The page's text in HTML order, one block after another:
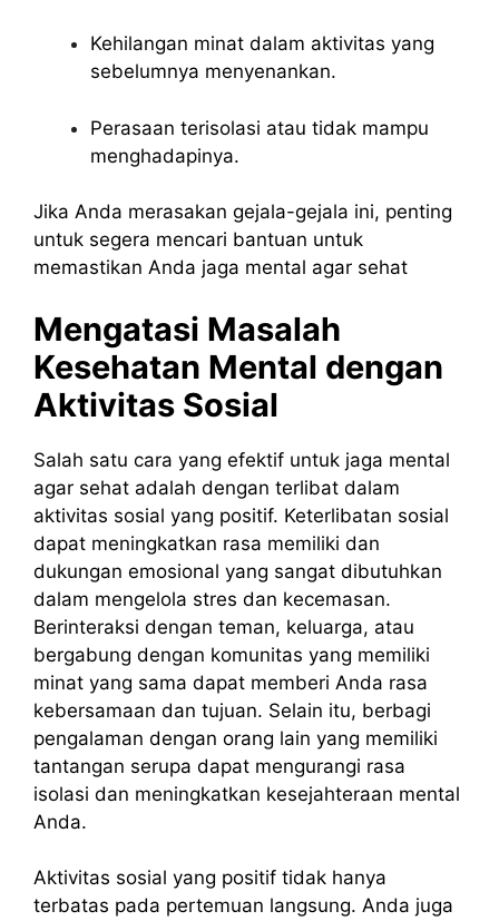
Kehilangan minat dalam aktivitas yang
sebelumnya menyenankan.
Perasaan terisolasi atau tidak mampu
menghadapinya.
Jika Anda merasakan gejala-gejala ini, penting
untuk segera mencari bantuan untuk
memastikan Anda jaga mental agar sehat
Mengatasi Masalah
Kesehatan Mental dengan
Aktivitas Sosial
Salah satu cara yang efektif untuk jaga mental
agar sehat adalah dengan terlibat dalam
aktivitas sosial yang positif. Keterlibatan sosial
dapat meningkatkan rasa memiliki dan
dukungan emosional yang sangat dibutuhkan
dalam mengelola stres dan kecemasan.
Berinteraksi dengan teman, keluarga, atau
bergabung dengan komunitas yang memiliki
minat yang sama dapat memberi Anda rasa
kebersamaan dan tujuan. Selain itu, berbagi
pengalaman dengan orang lain yang memiliki
tantangan serupa dapat mengurangi rasa
isolasi dan meningkatkan kesejahteraan mental
Anda.
Aktivitas sosial yang positif tidak hanya
terbatas pada pertemuan langsung. Anda juga